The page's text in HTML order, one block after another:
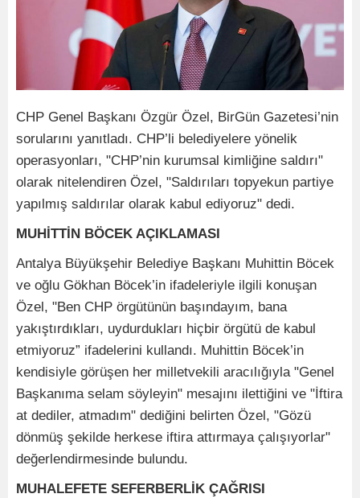
CHP Genel Başkanı Özgür Özel, BirGün Gazetesi’nin
sorularını yanıtladı. CHP’li belediyelere yönelik
operasyonları, "CHP’nin kurumsal kimliğine saldırı"
olarak nitelendiren Özel, "Saldırıları topyekun partiye
yapılmış saldırılar olarak kabul ediyoruz" dedi.
MUHİTTİN BÖCEK AÇIKLAMASI
Antalya Büyükşehir Belediye Başkanı Muhittin Böcek
ve oğlu Gökhan Böcek’in ifadeleriyle ilgili konuşan
Özel, "Ben CHP örgütünün başındayım, bana
yakıştırdıkları, uydurdukları hiçbir örgütü de kabul
etmiyoruz” ifadelerini kullandı. Muhittin Böcek’in
kendisiyle görüşen her milletvekili aracılığıyla "Genel
Başkanıma selam söyleyin" mesajını ilettiğini ve "İftira
at dediler, atmadım" dediğini belirten Özel, "Gözü
dönmüş şekilde herkese iftira attırmaya çalışıyorlar"
değerlendirmesinde bulundu.
MUHALEFETE SEFERBERLİK ÇAĞRISI